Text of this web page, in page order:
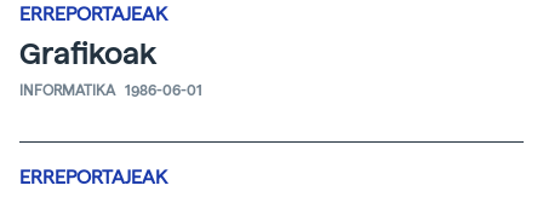
ERREPORTAJEAK
Grafikoak
INFORMATIKA 1986-06-01
ERREPORTAJEAK